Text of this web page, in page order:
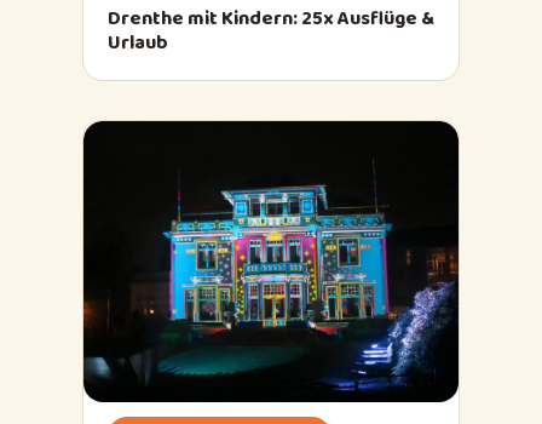
Drenthe mit Kindern: 25x Ausflüge &
Urlaub